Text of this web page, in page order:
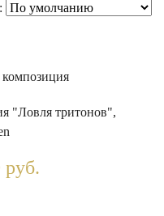
"Ловля тритонов",
руб.